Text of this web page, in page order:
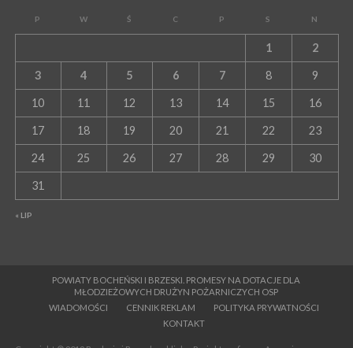
P W Ś C P S N
« LIP
1 2
3 4 5 6 7 8 9
10 11 12 13 14 15 16
17 18 19 20 21 22 23
24 25 26 27 28 29 30
31
POWIATY BOCHEŃSKI I BRZESKI. PROMESY NA DOTACJE DLA
MŁODZIEŻOWYCH DRUŻYN POŻARNICZYCH OSP
WIADOMOŚCI
CENNIK REKLAM
POLITYKA PRYWATNOŚCI
KONTAKT